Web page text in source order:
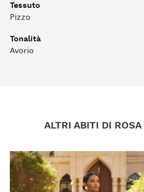
Tessuto
Pizzo
Tonalità
Avorio
ALTRI ABITI DI ROSA